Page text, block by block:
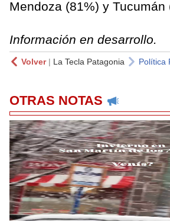
Mendoza (81%) y Tucumán
Información en desarrollo.
Volver| La Tecla Patagonia Política
OTRAS NOTAS